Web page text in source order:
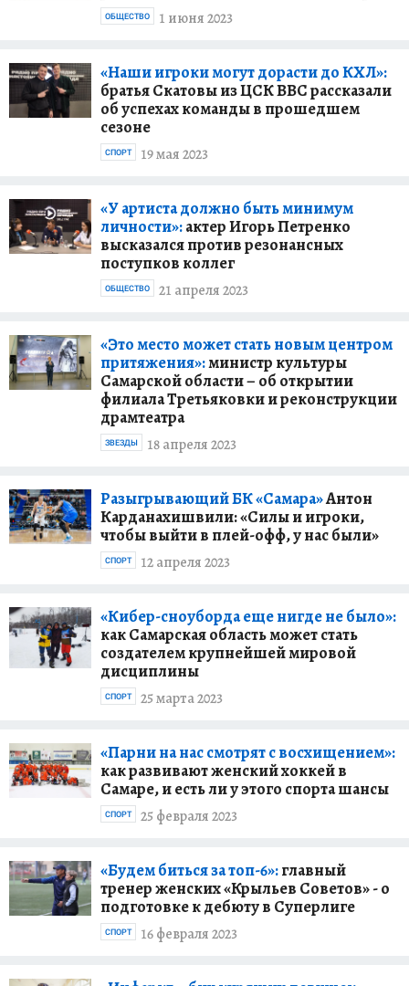
1 июня 2023
ОБЩЕСТВО
«Наши игроки могут дорасти до КХЛ»:
братья Скатовы из ЦСК ВВС рассказали
об успехах команды в прошедшем
сезоне
19 мая 2023
СПОРТ
«У артиста должно быть минимум
личности»:актер Игорь Петренко
высказался против резонансных
поступков коллег
21 апреля 2023
ОБЩЕСТВО
«Это место может стать новым центром
притяжения»:министр культуры
Самарской области – об открытии
филиала Третьяковки и реконструкции
драмтеатра
18 апреля 2023
ЗВЕЗДЫ
Разыгрывающий БК «Самара»Антон
Карданахишвили: «Силы и игроки,
чтобы выйти в плей-офф, у нас были»
12 апреля 2023
СПОРТ
«Кибер-сноуборда еще нигде не было»:
как Самарская область может стать
создателем крупнейшей мировой
дисциплины
25 марта 2023
СПОРТ
«Парни на нас смотрят с восхищением»:
как развивают женский хоккей в
Самаре, и есть ли у этого спорта шансы
25 февраля 2023
СПОРТ
«Будем биться за топ-6»:главный
тренер женских «Крыльев Советов» - о
подготовке к дебюту в Суперлиге
16 февраля 2023
СПОРТ